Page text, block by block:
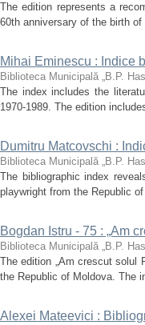
The edition represents a
60th anniversary of the birth
Mihai Eminescu : Indice
Biblioteca Municipală „B.P.
The index includes the
1970-1989. The edition
Dumitru Matcovschi :
Biblioteca Municipală „B.P.
The bibliographic index
playwright from the Republic
Bogdan Istru - 75 : „Am
Biblioteca Municipală „B.P.
The edition „Am crescut solul
the Republic of Moldova. The
Alexei Mateevici :